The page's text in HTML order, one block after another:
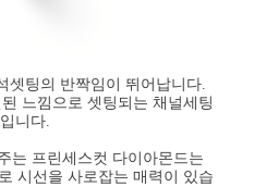
셋팅의 반짝임이 뛰어납니다.
느낌으로 셋팅되는 채널세팅
니다.
는 프린세스컷 다이아몬드는
시선을 사로잡는 매력이 있습